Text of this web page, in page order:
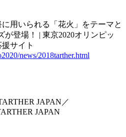
用いられる「花火」をテーマと
が登場！ | 東京2020オリンピッ
サイト
news/2018tarther.html
JAPAN／
JAPAN